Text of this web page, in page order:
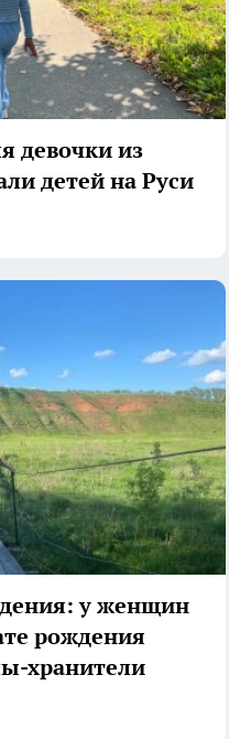
девочки из
детей на Руси
у женщин
рождения
хранители